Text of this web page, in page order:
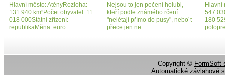
Hlavní město: AtényRozloha:
131 940 km²Počet obyvatel: 11
018 000Státní zřízení:
republikaMěna: euro…
Nejsou to jen pečení holubi,
kteří podle známého rčení
"nelétají přímo do pusy", nebo´t
přece jen ne…
Hlavní
547
180
Copyright © FormSoft
Automatické závlahové